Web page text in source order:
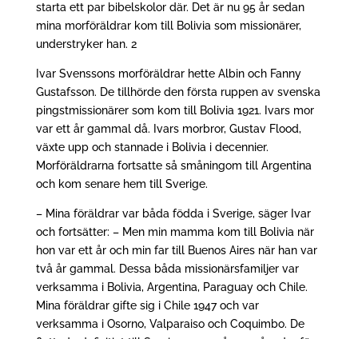
starta ett par bibelskolor där. Det är nu 95 år sedan
mina morföräldrar kom till Bolivia som missionärer,
understryker han. 2
Ivar Svenssons morföräldrar hette Albin och Fanny
Gustafsson. De tillhörde den första ruppen av svenska
pingstmissionärer som kom till Bolivia 1921. Ivars mor
var ett år gammal då. Ivars morbror, Gustav Flood,
växte upp och stannade i Bolivia i decennier.
Morföräldrarna fortsatte så småningom till Argentina
och kom senare hem till Sverige.
– Mina föräldrar var båda födda i Sverige, säger Ivar
och fortsätter: – Men min mamma kom till Bolivia när
hon var ett år och min far till Buenos Aires när han var
två år gammal. Dessa båda missionärsfamiljer var
verksamma i Bolivia, Argentina, Paraguay och Chile.
Mina föräldrar gifte sig i Chile 1947 och var
verksamma i Osorno, Valparaiso och Coquimbo. De